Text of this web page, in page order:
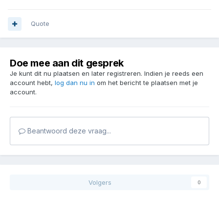
Quote
Doe mee aan dit gesprek
Je kunt dit nu plaatsen en later registreren. Indien je reeds een
account hebt, log dan nu in om het bericht te plaatsen met je
account.
Beantwoord deze vraag...
Volgers 0